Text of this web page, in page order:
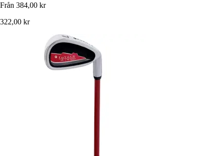
Från 384,00 kr
322,00 kr